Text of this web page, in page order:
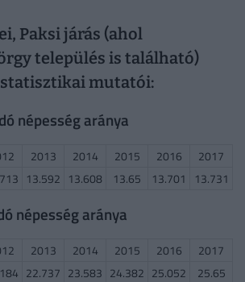
Paksi járás (ahol
település is található)
mutatói:
népesség aránya
2013 2014 2015 2016
2017
13.592 13.608 13.65 13.701 13.731
népesség aránya
2013 2014 2015 2016
2017
22.737 23.583 24.382 25.052 25.65